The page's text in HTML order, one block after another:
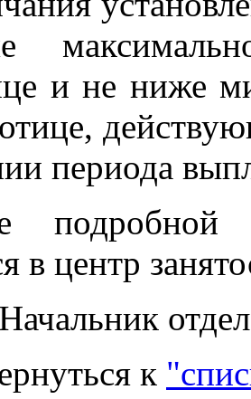
и не ниже
периода
подробной
в центр
Начальник
к